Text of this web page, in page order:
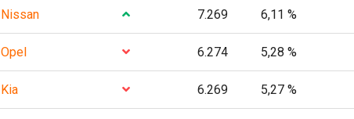
Nissan 7.269 6,11 %
Opel 6.274 5,28 %
Kia 6.269 5,27 %